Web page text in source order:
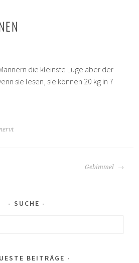
die kleinste Lüge aber der
sie lesen, sie können 20 kg in 7
Gebimmel
SUCHE
BEITRÄGE